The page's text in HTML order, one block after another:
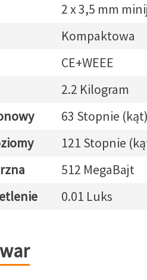
2 x 3,5 mm
Kompaktowa
CE+WEEE
2.2 Kilogram
63 Stopnie
121 Stopnie
512 MegaBajt
0.01 Luks